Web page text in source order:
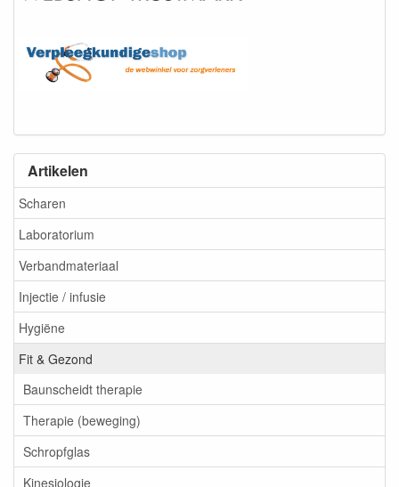
Artikelen
Scharen
Laboratorium
Verbandmateriaal
Injectie / infusie
Hygiëne
Fit & Gezond
Baunscheidt therapie
Therapie (beweging)
Schropfglas
Kinesiologie